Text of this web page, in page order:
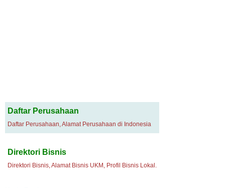
Daftar Perusahaan
Daftar Perusahaan, Alamat Perusahaan di Indonesia
Direktori Bisnis
Direktori Bisnis, Alamat Bisnis UKM, Profil Bisnis Lokal.